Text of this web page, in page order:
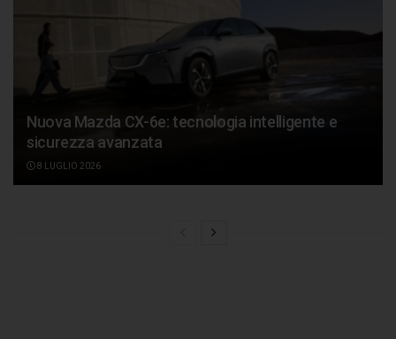
Nuova Mazda CX-6e: tecnologia intelligente e
sicurezza avanzata
8 LUGLIO 2026